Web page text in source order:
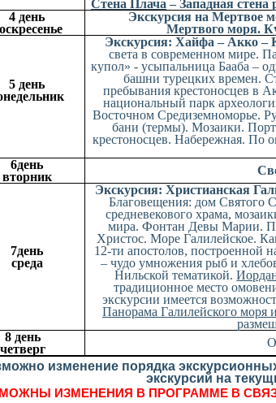
Стена Плача – Западная
4 день
Экскурсия на Мертвое
Мертвого моря.
5 день
Экскурсия: Хайфа – Акко –
света в современном мире.
купол» - усыпальница Бааба –
башни турецких времен.
пребывания крестоносцев в
национальный парк
Восточном Средиземноморье.
бани (термы). Мозаики.
крестоносцев. Набережная. По
6день
вторник
7день
среда
Экскурсия: Христианская
Благовещения: дом Святого
средневекового храма,
мира. Фонтан Девы Марии.
Христос. Море Галилейское.
12-ти апостолов, построенной
– чудо умножения рыб и
Нильской тематикой.
традиционное место
экскурсии имеется
Панорама Галилейского моря
8 день
четверг
изменение порядка
экскурсий на
ИЗМЕНЕНИЯ В ПРОГРАММЕ В